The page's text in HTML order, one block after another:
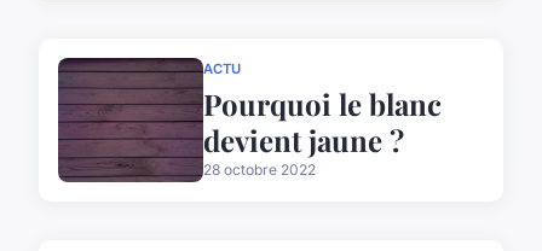
ACTU
Pourquoi le blanc
devient jaune ?
28 octobre 2022